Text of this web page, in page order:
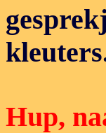
Hup,